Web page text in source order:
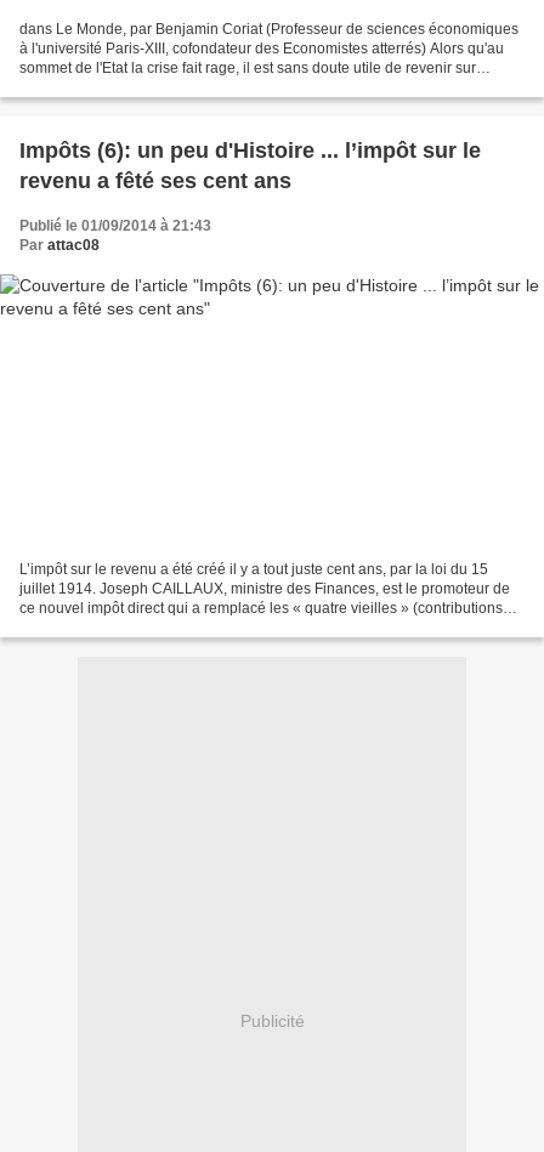
dans Le Monde, par Benjamin Coriat (Professeur de sciences économiques
à l'université Paris-XIII, cofondateur des Economistes atterrés) Alors qu'au
sommet de l'Etat la crise fait rage, il est sans doute utile de revenir sur
Impôts (6): un peu d'Histoire ... l’impôt sur le
revenu a fêté ses cent ans
Publié le 01/09/2014 à 21:43
Par attac08
L’impôt sur le revenu a été créé il y a tout juste cent ans, par la loi du 15
juillet 1914. Joseph CAILLAUX, ministre des Finances, est le promoteur de
ce nouvel impôt direct qui a remplacé les « quatre vieilles » (contributions
Publicité